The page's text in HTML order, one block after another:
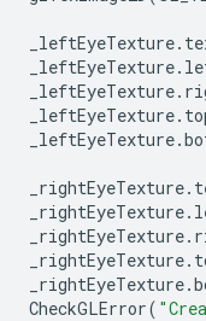
_leftEyeTexture.
_leftEyeTexture.
_leftEyeTexture.
_leftEyeTexture.
_leftEyeTexture.
_rightEyeTexture.
_rightEyeTexture.
_rightEyeTexture.
_rightEyeTexture.
_rightEyeTexture.
CheckGLError(